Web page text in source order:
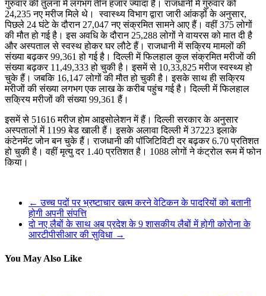
गुरुवार की तुलना में लगभग तीन हजार ज्यादा हैं। राजधानी में गुरुवार को
24,235 नए मरीज मिले थे। स्वास्थ्य विभाग द्वारा जारी आंकड़ों के अनुसार,
पिछले 24 घंटे के दौरान 27,047 नए संक्रमित सामने आए हैं। वहीं 375 लोगों
की मौत हो गई है। इस अवधि के दौरान 25,288 लोगों ने वायरस को मात दी है
और अस्पताल से स्वस्थ होकर घर लौटे हैं। राजधानी में सक्रिय मामलों की
संख्या बढ़कर 99,361 हो गई है। दिल्ली में फिलहाल कुल संक्रमित मरीजों की
संख्या बढ़कर 11,49,333 हो चुकी है। इसमें से 10,33,825 मरीज स्वस्थ्य हो
चुके हैं। जबकि 16,147 लोगों की मौत हो चुकी है। इसके साथ ही सक्रिय
मरीजों की संख्या लगभग एक लाख के करीब पहुंच गई है। दिल्ली में फिलहाल
सक्रिय मरीजों की संख्या 99,361 हैं।
इसमें से 51616 मरीज होम आइसोलेशन में हैं। दिल्ली सरकार के अनुसार
अस्पतालों में 1199 बेड खाली हैं। इसके अलावा दिल्ली में 37223 इलाके
कंटेनमेंट जोन बन चुके हैं। राजधानी की पॉजिटिविटी दर बढ़कर 6.70 प्रतिशत
हो चुकी है। वहीं मृत्यु दर 1.40 प्रतिशत है। 1088 लोगों ने कंट्रोल रूम में फोन
किया।
← उच्च पदों पर भ्रष्टाचार खत्म करने वेटिकन के पादरियों को बतानी
होगी अपनी संपत्ति
दो नए लैबों के साथ अब प्रदेश के 9 शासकीय लैबों में होगी कोरोना के
आरटीपीसीआर की सुविधा →
You May Also Like